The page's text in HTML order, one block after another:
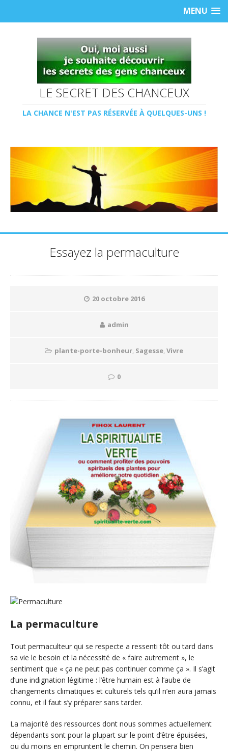
MENU
LE SECRET DES CHANCEUX
LA CHANCE N'EST PAS RÉSERVÉE À QUELQUES-UNS !
Essayez la permaculture
20 octobre 2016
admin
plante-porte-bonheur Sagesse Vivre
0
La permaculture
Tout permaculteur qui se respecte a ressenti tôt ou tard dans
sa vie le besoin et la nécessité de « faire autrement », le
sentiment que « ça ne peut pas continuer comme ça ». Il s’agit
d’une indignation légitime : l’être humain est à l’aube de
changements climatiques et culturels tels qu’il n’en aura jamais
connu, et il faut s’y préparer sans tarder.
La majorité des ressources dont nous sommes actuellement
dépendants sont pour la plupart sur le point d’être épuisées,
ou du moins en empruntent le chemin. On pensera bien